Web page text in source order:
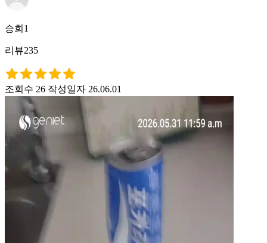
승희1
리뷰235
조회수 26 작성일자 26.06.01